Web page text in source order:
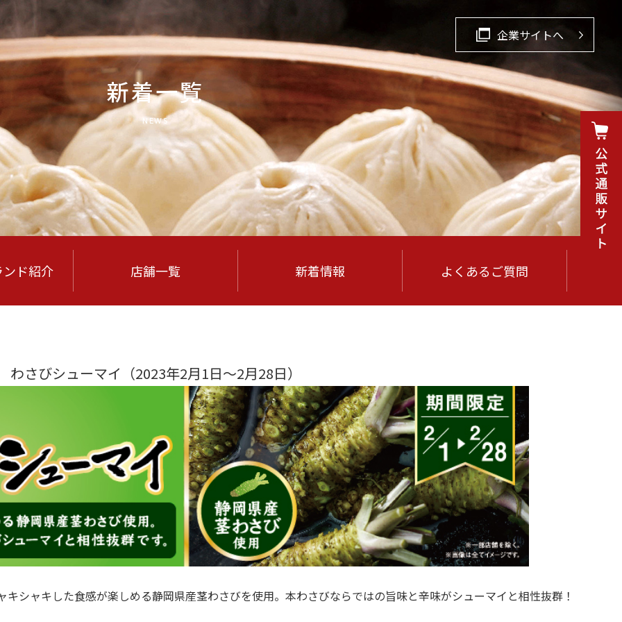
企業サイトへ
新着一覧
NEWS
ド紹介 店舗一覧 新着情報 よくあるご質問
わさびシューマイ（2023年2月1日～2月28日）
シャキした食感が楽しめる静岡県産茎わさびを使用。本わさびならではの旨味と辛味がシューマイと相性抜群！